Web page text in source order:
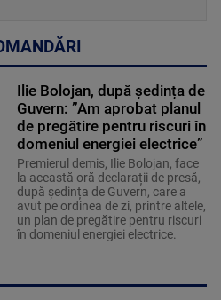
Ilie Bolojan, după ședința de
Guvern: ”Am aprobat planul
de pregătire pentru riscuri în
domeniul energiei electrice”
Premierul demis, Ilie Bolojan, face
la această oră declarații de presă,
după ședința de Guvern, care a
avut pe ordinea de zi, printre altele,
un plan de pregătire pentru riscuri
în domeniul energiei electrice.